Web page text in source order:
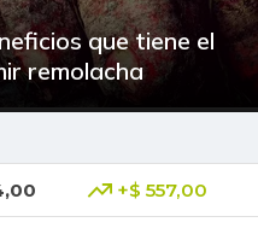
que tiene el
remolacha
+$ 557,00